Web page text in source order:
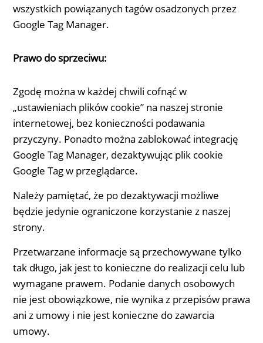
wszystkich powiązanych tagów osadzonych przez
Google Tag Manager.
Prawo do sprzeciwu:
Zgodę można w każdej chwili cofnąć w
„ustawieniach plików cookie” na naszej stronie
internetowej, bez konieczności podawania
przyczyny. Ponadto można zablokować integrację
Google Tag Manager, dezaktywując plik cookie
Google Tag w przeglądarce.
Należy pamiętać, że po dezaktywacji możliwe
będzie jedynie ograniczone korzystanie z naszej
strony.
Przetwarzane informacje są przechowywane tylko
tak długo, jak jest to konieczne do realizacji celu lub
wymagane prawem. Podanie danych osobowych
nie jest obowiązkowe, nie wynika z przepisów prawa
ani z umowy i nie jest konieczne do zawarcia
umowy.